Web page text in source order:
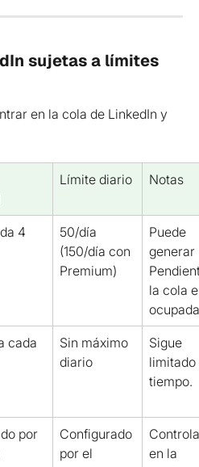
sujetas a límites
en la cola de LinkedIn y
Límite diario Notas
4
50/día
(150/día con
Premium)
Puede
generar
la cola
cada
Sin máximo
diario
Sigue
tiempo.
por
Configurado
por el
en la